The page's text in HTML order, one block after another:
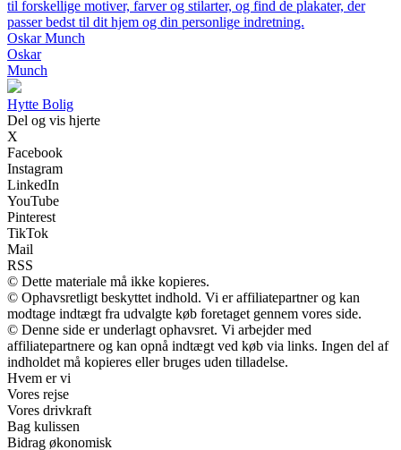
til forskellige motiver, farver og stilarter, og find de plakater, der
passer bedst til dit hjem og din personlige indretning.
Oskar Munch
Oskar
Munch
Hytte Bolig
Del og vis hjerte
X
Facebook
Instagram
LinkedIn
YouTube
Pinterest
TikTok
Mail
RSS
© Dette materiale må ikke kopieres.
© Ophavsretligt beskyttet indhold. Vi er affiliatepartner og kan
modtage indtægt fra udvalgte køb foretaget gennem vores side.
© Denne side er underlagt ophavsret. Vi arbejder med
affiliatepartnere og kan opnå indtægt ved køb via links. Ingen del af
indholdet må kopieres eller bruges uden tilladelse.
Hvem er vi
Vores rejse
Vores drivkraft
Bag kulissen
Bidrag økonomisk